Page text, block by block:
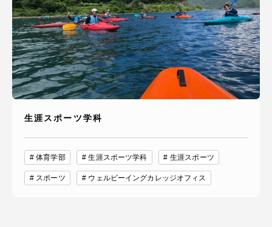
生涯スポーツ学科
体育学部 生涯スポーツ学科 生涯スポーツ
スポーツ ウェルビーイングカレッジオフィス